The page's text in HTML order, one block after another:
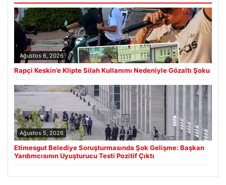
Ağustos 6, 2026
Rapçi Keskin’e Klipte Silah Kullanımı Nedeniyle Gözaltı Şoku
Ağustos 5, 2026
Etimesgut Belediye Soruşturmasında Şok Gelişme: Başkan
Yardımcısının Uyuşturucu Testi Pozitif Çıktı